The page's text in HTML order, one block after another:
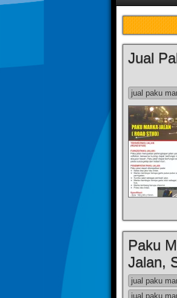
Jual
jual paku
Paku
Jalan,
jual paku
jual paku